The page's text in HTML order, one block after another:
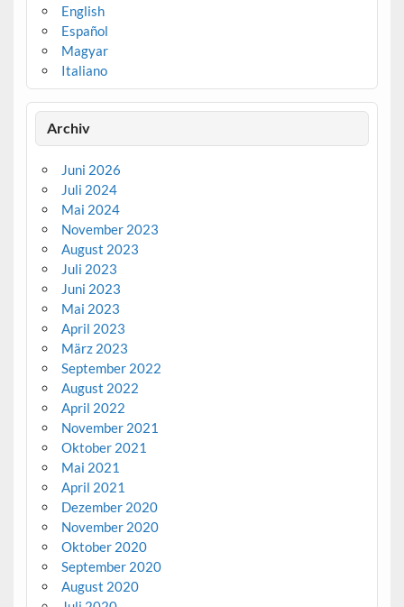
English
Español
Magyar
Italiano
Archiv
Juni 2026
Juli 2024
Mai 2024
November 2023
August 2023
Juli 2023
Juni 2023
Mai 2023
April 2023
März 2023
September 2022
August 2022
April 2022
November 2021
Oktober 2021
Mai 2021
April 2021
Dezember 2020
November 2020
Oktober 2020
September 2020
August 2020